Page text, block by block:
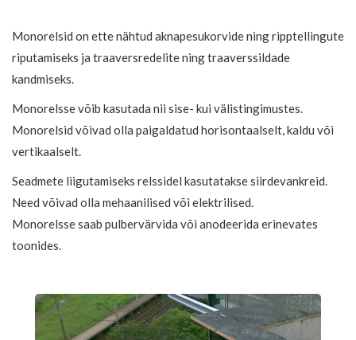
Monorelsid on ette nähtud aknapesukorvide ning ripptellingute
riputamiseks ja traaversredelite ning traaverssildade
kandmiseks.
Monorelsse võib kasutada nii sise- kui välistingimustes.
Monorelsid võivad olla paigaldatud horisontaalselt, kaldu või
vertikaalselt.
Seadmete liigutamiseks relssidel kasutatakse siirdevankreid.
Need võivad olla mehaanilised või elektrilised.
Monorelsse saab pulbervärvida või anodeerida erinevates
toonides.